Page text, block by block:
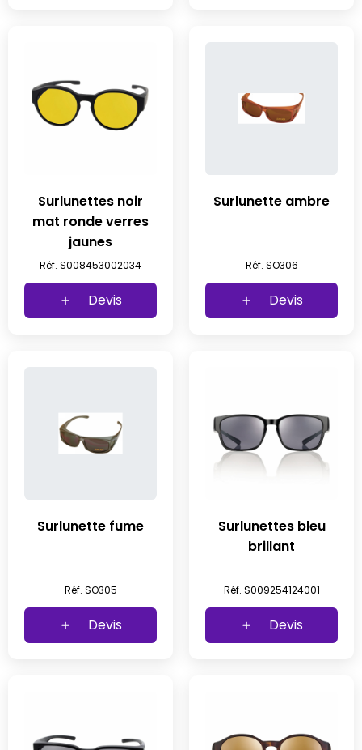
Surlunettes noir
mat ronde verres
jaunes
Réf. S008453002034
Devis
Surlunette ambre
Réf. SO306
Devis
Surlunette fume
Réf. SO305
Devis
Surlunettes bleu
brillant
Réf. S009254124001
Devis